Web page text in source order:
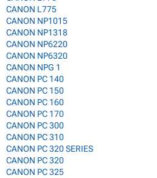
CANON L775
CANON NP1015
CANON NP1318
CANON NP6220
CANON NP6320
CANON NPG 1
CANON PC 140
CANON PC 150
CANON PC 160
CANON PC 170
CANON PC 300
CANON PC 310
CANON PC 320 SERIES
CANON PC 320
CANON PC 325